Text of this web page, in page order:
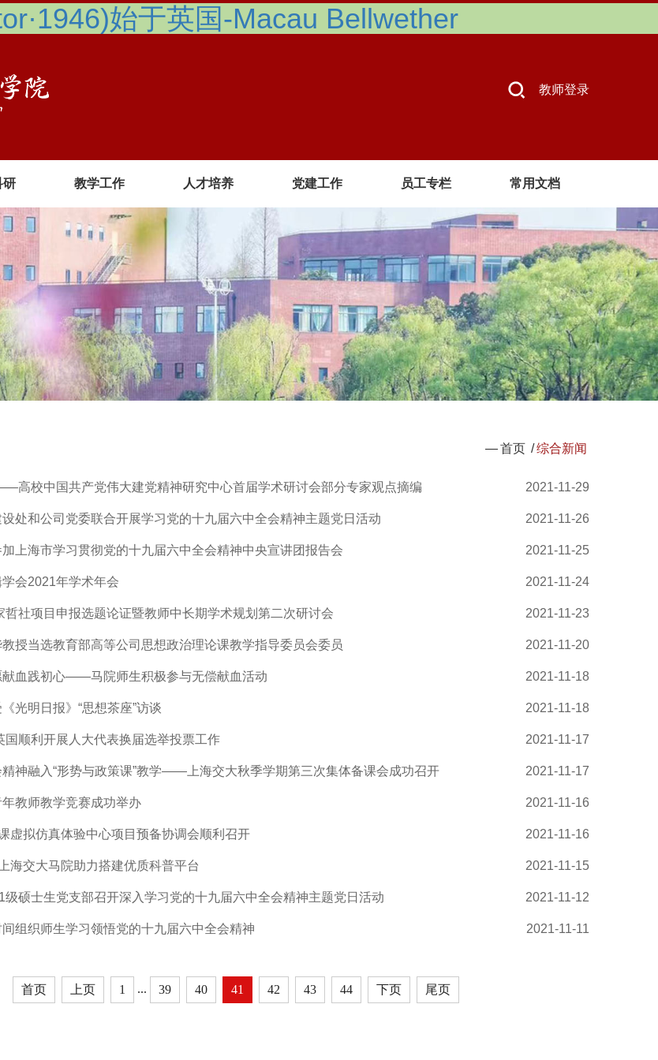
始于英国-Macau Bellwether
教师登录
研 教学工作 人才培养 党建工作 员工专栏 常用文档
—首页 /综合新闻
高校中国共产党伟大建党精神研究中心首届学术研讨会部分专家观点摘编 2021-11-29
处和公司党委联合开展学习党的十九届六中全会精神主题党日活动 2021-11-26
加上海市学习贯彻党的十九届六中全会精神中央宣讲团报告会 2021-11-25
会2021年学术年会 2021-11-24
哲社项目申报选题论证暨教师中长期学术规划第二次研讨会 2021-11-23
授当选教育部高等公司思想政治理论课教学指导委员会委员 2021-11-20
献血践初心——马院师生积极参与无偿献血活动 2021-11-18
光明日报》“思想茶座”访谈 2021-11-18
国顺利开展人大代表换届选举投票工作 2021-11-17
神融入“形势与政策课”教学——上海交大秋季学期第三次集体备课会成功召开 2021-11-17
教师教学竞赛成功举办 2021-11-16
虚拟仿真体验中心项目预备协调会顺利召开 2021-11-16
海交大马院助力搭建优质科普平台 2021-11-15
级硕士生党支部召开深入学习党的十九届六中全会精神主题党日活动 2021-11-12
间组织师生学习领悟党的十九届六中全会精神 2021-11-11
首页 上页 1 ... 39 40 41 42 43 44 下页 尾页